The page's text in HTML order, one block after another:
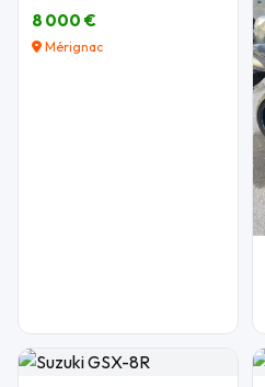
8 000 €
Mérignac